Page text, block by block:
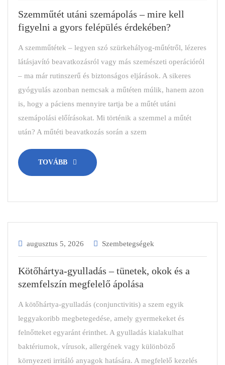
Szemműtét utáni szemápolás – mire kell
figyelni a gyors felépülés érdekében?
A szemműtétek – legyen szó szürkehályog-műtétről, lézeres
látásjavító beavatkozásról vagy más szemészeti operációról
– ma már rutinszerű és biztonságos eljárások. A sikeres
gyógyulás azonban nemcsak a műtéten múlik, hanem azon
is, hogy a páciens mennyire tartja be a műtét utáni
szemápolási előírásokat. Mi történik a szemmel a műtét
után? A műtéti beavatkozás során a szem
TOVÁBB
augusztus 5, 2026 Szembetegségek
Kötőhártya-gyulladás – tünetek, okok és a
szemfelszín megfelelő ápolása
A kötőhártya-gyulladás (conjunctivitis) a szem egyik
leggyakoribb megbetegedése, amely gyermekeket és
felnőtteket egyaránt érinthet. A gyulladás kialakulhat
baktériumok, vírusok, allergének vagy különböző
környezeti irritáló anyagok hatására. A megfelelő kezelés